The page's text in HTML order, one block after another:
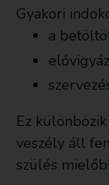
Gyakori
a
Ez
veszély áll
szülés